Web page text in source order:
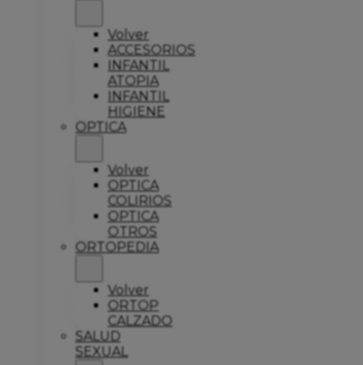
Volver
ACCESORIOS
INFANTIL
ATOPIA
INFANTIL
HIGIENE
OPTICA
Volver
OPTICA
COLIRIOS
OPTICA
OTROS
ORTOPEDIA
Volver
ORTOP
CALZADO
SALUD
SEXUAL